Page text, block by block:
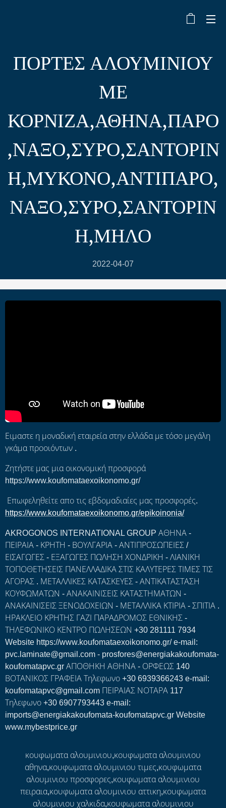
ΠΟΡΤΕΣ ΑΛΟΥΜΙΝΙΟΥ
ΜΕ
ΚΟΡΝΙΖΑ,ΑΘΗΝΑ,ΠΑΡΟ
,ΝΑΞΟ,ΣΥΡΟ,ΣΑΝΤΟΡΙΝ
Η,ΜΥΚΟΝΟ,ΑΝΤΙΠΑΡΟ,
ΝΑΞΟ,ΣΥΡΟ,ΣΑΝΤΟΡΙΝ
Η,ΜΗΛΟ
2022-04-07
Ειμαστε η μοναδική εταιρεία στην ελλάδα με τόσο μεγάλη
γκάμα προοιόντων .
Ζητήστε μας μια οικονομική προσφορά
https://www.koufomataexoikonomo.gr/
Επωφεληθείτε απο τις εβδομαδιαίες μας προσφορές.
https://www.koufomataexoikonomo.gr/epikoinonia/
AKROGONOS INTERNATIONAL GROUP ΑΘΗΝΑ -
ΠΕΙΡΑΙΑ - ΚΡΗΤΗ - ΒΟΥΛΓΑΡΙΑ - ΑΝΤΙΠΡΟΣΩΠΕΙΕΣ /
ΕΙΣΑΓΩΓΕΣ - ΕΞΑΓΩΓΕΣ ΠΩΛΗΣΗ ΧΟΝΔΡΙΚΗ - ΛΙΑΝΙΚΗ
ΤΟΠΟΘΕΤΗΣΕΙΣ ΠΑΝΕΛΛΑΔΙΚΑ ΣΤΙΣ ΚΑΛΥΤΕΡΕΣ ΤΙΜΕΣ ΤΙΣ
ΑΓΟΡΑΣ . ΜΕΤΑΛΛΙΚΕΣ ΚΑΤΑΣΚΕΥΕΣ - ΑΝΤΙΚΑΤΑΣΤΑΣΗ
ΚΟΥΦΩΜΑΤΩΝ - ΑΝΑΚΑΙΝΙΣΕΙΣ ΚΑΤΑΣΤΗΜΑΤΩΝ -
ΑΝΑΚΑΙΝΙΣΕΙΣ ΞΕΝΟΔΟΧΕΙΩΝ - ΜΕΤΑΛΛΙΚΑ ΚΤΙΡΙΑ - ΣΠΙΤΙΑ .
ΗΡΑΚΛΕΙΟ ΚΡΗΤΗΣ ΓΑΖΙ ΠΑΡΑΔΡΟΜΟΣ ΕΘΝΙΚΗΣ -
ΤΗΛΕΦΩΝΙΚΟ ΚΕΝΤΡΟ ΠΩΛΗΣΕΩΝ +30 281111 7934
Website https://www.koufomataexoikonomo.gr/ e-mail:
pvc.laminate@gmail.com - prosfores@energiakakoufomata-
koufomatapvc.gr ΑΠΟΘΗΚΗ ΑΘΗΝΑ - ΟΡΦΕΩΣ 140
ΒΟΤΑΝΙΚΟΣ ΓΡΑΦΕΙΑ Τηλεφωνο +30 6939366243 e-mail:
koufomatapvc@gmail.com ΠΕΙΡΑΙΑΣ ΝΟΤΑΡΑ 117
Τηλεφωνο +30 6907793443 e-mail:
imports@energiakakoufomata-koufomatapvc.gr Website
www.mybestprice.gr
κουφωματα αλουμινιου,κουφωματα αλουμινιου
αθηνα,κουφωματα αλουμινιου τιμες,κουφωματα
αλουμινιου προσφορες,κουφωματα αλουμινιου
πειραια,κουφωματα αλουμινιου αττικη,κουφωματα
αλουμινιου χαλκιδα,κουφωματα αλουμινιου